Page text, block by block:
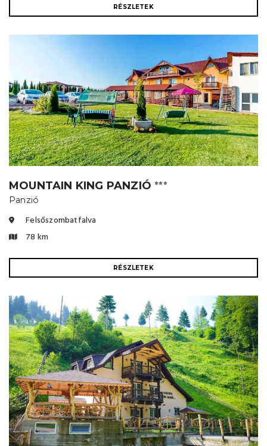
RÉSZLETEK
MOUNTAIN KING PANZIÓ⭐⭐⭐
Panzió
Felsőszombatfalva
78 km
RÉSZLETEK